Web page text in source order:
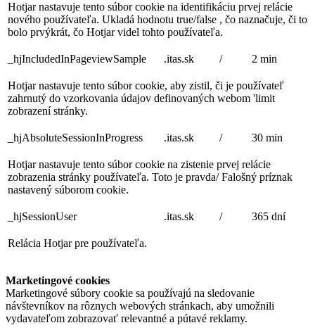
Hotjar nastavuje tento súbor cookie na identifikáciu prvej relácie
nového používateľa. Ukladá hodnotu true/false , čo naznačuje, či to
bolo prvýkrát, čo Hotjar videl tohto používateľa.
_hjIncludedInPageviewSample .itas.sk / 2 min
Hotjar nastavuje tento súbor cookie, aby zistil, či je používateľ
zahrnutý do vzorkovania údajov definovaných webom 'limit
zobrazení stránky.
_hjAbsoluteSessionInProgress .itas.sk / 30 min
Hotjar nastavuje tento súbor cookie na zistenie prvej relácie
zobrazenia stránky používateľa. Toto je pravda/ Falošný príznak
nastavený súborom cookie.
_hjSessionUser .itas.sk / 365 dní
Relácia Hotjar pre používateľa.
Marketingové cookies
Marketingové súbory cookie sa používajú na sledovanie
návštevníkov na rôznych webových stránkach, aby umožnili
vydavateľom zobrazovať relevantné a pútavé reklamy.